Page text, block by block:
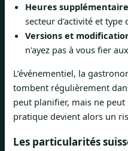
Heures
secteur d'activité et type
Versions et
n'ayez pas à vous fier
L’événementiel, la
tombent régulièrement
peut planifier, mais ne
pratique devient alors un
Les particularités